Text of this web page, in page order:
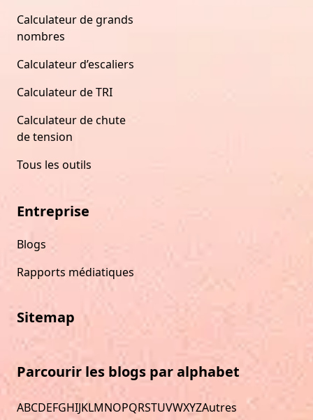
Calculateur de grands
nombres
Calculateur d’escaliers
Calculateur de TRI
Calculateur de chute
de tension
Tous les outils
Entreprise
Blogs
Rapports médiatiques
Sitemap
Parcourir les blogs par alphabet
ABCDEFGHIJKLMNOPQRSTUVWXYZAutres